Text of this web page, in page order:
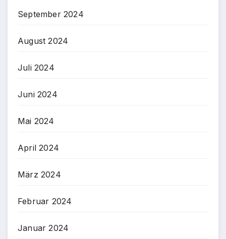
September 2024
August 2024
Juli 2024
Juni 2024
Mai 2024
April 2024
März 2024
Februar 2024
Januar 2024